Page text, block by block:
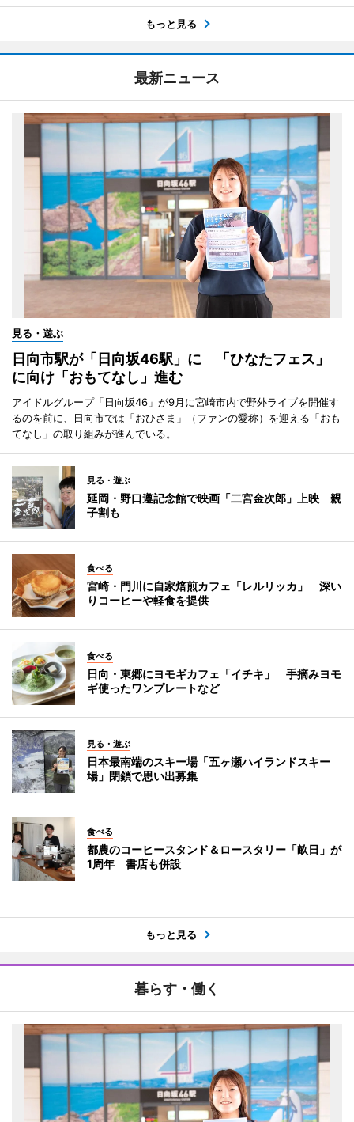
もっと見る
最新ニュース
見る・遊ぶ
日向市駅が「日向坂46駅」に 「ひなたフェス」
に向け「おもてなし」進む
アイドルグループ「日向坂46」が9月に宮崎市内で野外ライブを開催す
るのを前に、日向市では「おひさま」（ファンの愛称）を迎える「おも
てなし」の取り組みが進んでいる。
見る・遊ぶ
延岡・野口遵記念館で映画「二宮金次郎」上映 親
子割も
食べる
宮崎・門川に自家焙煎カフェ「レルリッカ」 深い
りコーヒーや軽食を提供
食べる
日向・東郷にヨモギカフェ「イチキ」 手摘みヨモ
ギ使ったワンプレートなど
見る・遊ぶ
日本最南端のスキー場「五ヶ瀬ハイランドスキー
場」閉鎖で思い出募集
食べる
都農のコーヒースタンド＆ロースタリー「畝日」が
1周年 書店も併設
もっと見る
暮らす・働く